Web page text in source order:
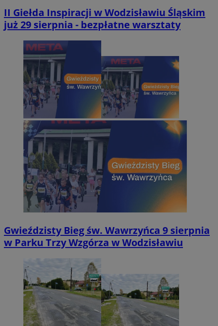
II Giełda Inspiracji w Wodzisławiu Śląskim
już 29 sierpnia - bezpłatne warsztaty
Gwieździsty Bieg św. Wawrzyńca 9 sierpnia
w Parku Trzy Wzgórza w Wodzisławiu